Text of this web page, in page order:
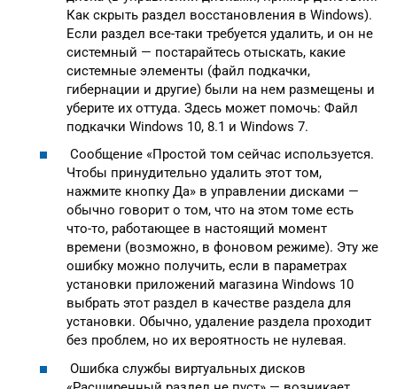
Как скрыть раздел восстановления в Windows).
Если раздел все-таки требуется удалить, и он не
системный — постарайтесь отыскать, какие
системные элементы (файл подкачки,
гибернации и другие) были на нем размещены и
уберите их оттуда. Здесь может помочь: Файл
подкачки Windows 10, 8.1 и Windows 7.
Сообщение «Простой том сейчас используется.
Чтобы принудительно удалить этот том,
нажмите кнопку Да» в управлении дисками —
обычно говорит о том, что на этом томе есть
что-то, работающее в настоящий момент
времени (возможно, в фоновом режиме). Эту же
ошибку можно получить, если в параметрах
установки приложений магазина Windows 10
выбрать этот раздел в качестве раздела для
установки. Обычно, удаление раздела проходит
без проблем, но их вероятность не нулевая.
Ошибка службы виртуальных дисков